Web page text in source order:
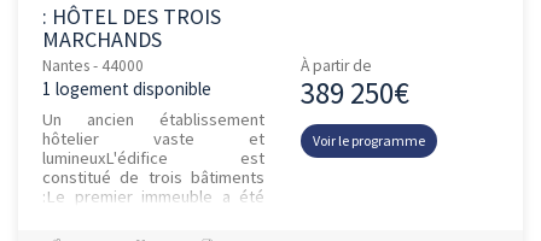
: HÔTEL DES TROIS
MARCHANDS
Nantes - 44000
1 logement disponible
Un ancien établissement
hôtelier vaste et
lumineuxL'édifice est
constitué de trois bâtiments
:Le premier immeuble a été
situé sur la rue Armand
À partir de
389 250€
Voir le programme